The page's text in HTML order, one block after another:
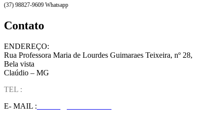
(37) 98827-9609 Whatsapp
Contato
ENDEREÇO:
Rua Professora Maria de Lourdes Guimaraes Teixeira, nº 28,
Bela vista
Claúdio – MG
TEL :
E- MAIL :